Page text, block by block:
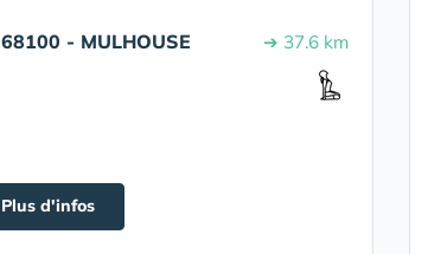
68100 - MULHOUSE ➔ 37.6 km
Plus d'infos